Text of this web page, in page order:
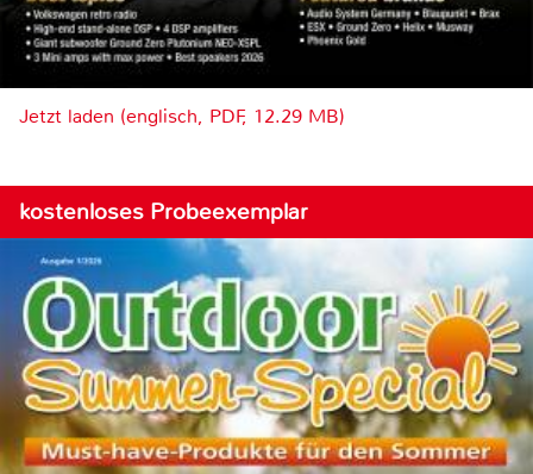
Jetzt laden (englisch, PDF, 12.29 MB)
kostenloses Probeexemplar